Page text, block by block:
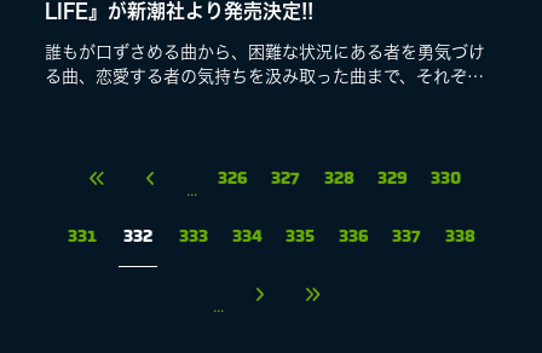
LIFE』が新潮社より発売決定!!
誰もが口ずさめる曲から、困難な状況にある者を勇気づけ
る曲、恋愛する者の気持ちを汲み取った曲まで、それぞれ
...
326 327 328 329 330
331 332 333 334 335 336 337 338
...